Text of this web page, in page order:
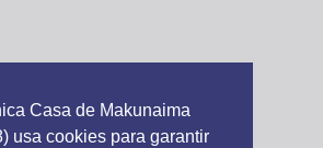
Casa de Makunaima
usa cookies para garantir